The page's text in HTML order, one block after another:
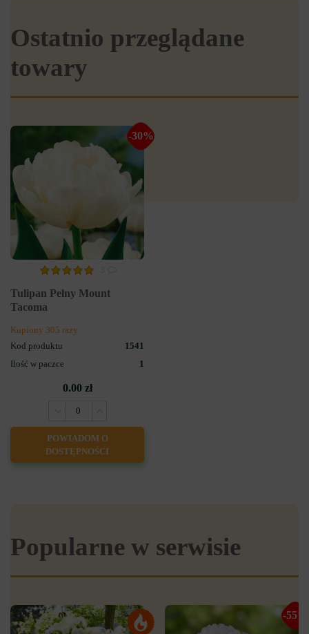
Ostatnio przeglądane
towary
-30%
Tulipan Pełny Mount
Tacoma
Kupiony 305 razy
Kod produktu
1541
Ilość w paczce
1
0.00 zł
POWIADOM O
DOSTĘPNOŚCI
Popularne w serwisie
-55%